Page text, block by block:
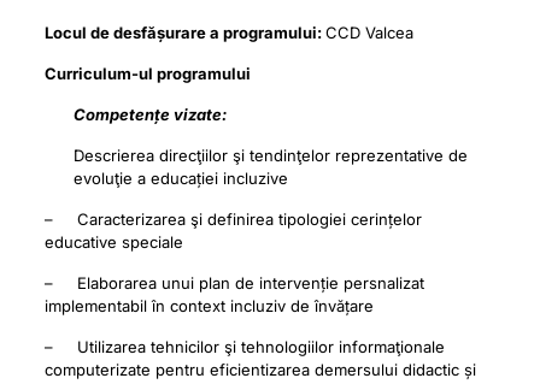
Locul de desfășurare a programului:CCD Valcea
Curriculum-ul programului
Competențe vizate:
Descrierea direcţiilor şi tendinţelor reprezentative de
evoluţie a educației incluzive
– Caracterizarea şi definirea tipologiei cerințelor
educative speciale
– Elaborarea unui plan de intervenție persnalizat
implementabil în context incluziv de învățare
– Utilizarea tehnicilor şi tehnologiilor informaţionale
computerizate pentru eficientizarea demersului didactic și